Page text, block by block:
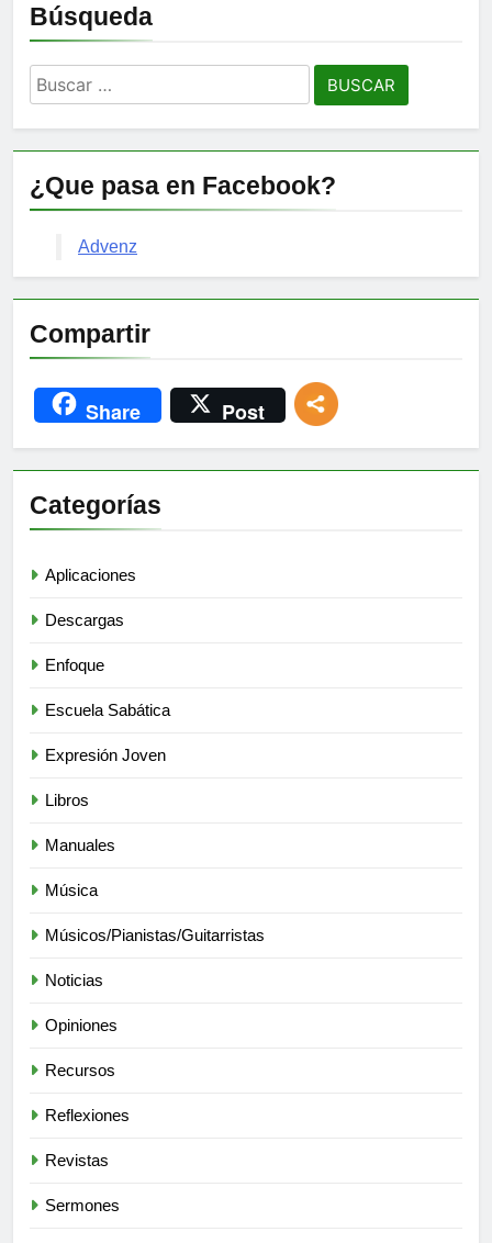
Búsqueda
Buscar:
¿Que pasa en Facebook?
Advenz
Compartir
Share Post
Categorías
Aplicaciones
Descargas
Enfoque
Escuela Sabática
Expresión Joven
Libros
Manuales
Música
Músicos/Pianistas/Guitarristas
Noticias
Opiniones
Recursos
Reflexiones
Revistas
Sermones